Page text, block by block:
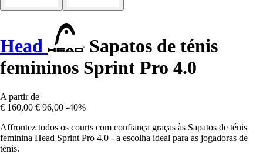
Head
Sapatos de ténis
femininos Sprint Pro 4.0
A partir de
€ 160,00 € 96,00 -40%
Affrontez todos os courts com confiança graças às Sapatos de ténis
feminina Head Sprint Pro 4.0 - a escolha ideal para as jogadoras de
ténis.